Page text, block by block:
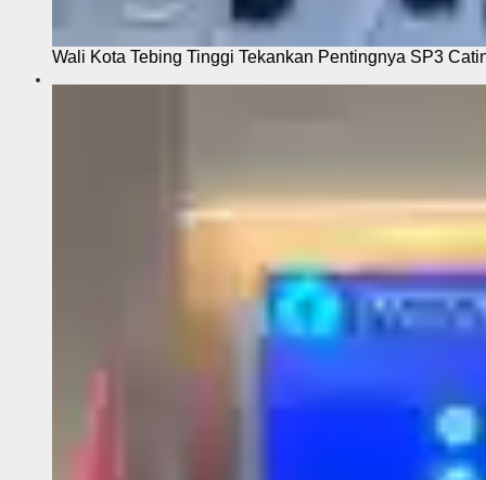
Wali Kota Tebing Tinggi Tekankan Pentingnya SP3